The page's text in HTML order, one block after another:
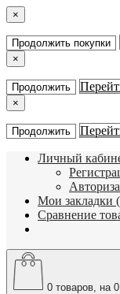
×
Продолжить покупки
×
Продолжить
×
Продолжить
Личный
Мои закладки
Сравнение
0 товаров, на